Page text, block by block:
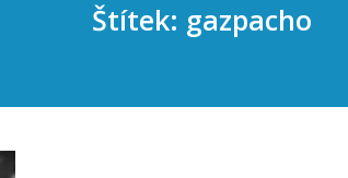
Štítek: gazpacho